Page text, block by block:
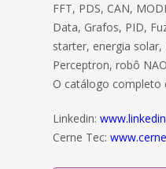
FFT, PDS, CAN,
Data, Grafos, PID,
starter, energia solar,
Perceptron, robô
O catálogo completo
Linkedin:
Cerne Tec: